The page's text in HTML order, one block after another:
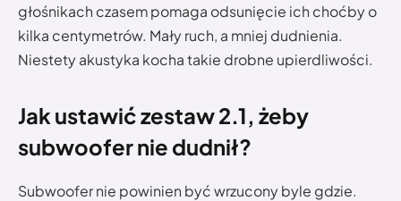
głośnikach czasem pomaga odsunięcie ich choćby o
kilka centymetrów. Mały ruch, a mniej dudnienia.
Niestety akustyka kocha takie drobne upierdliwości.
Jak ustawić zestaw 2.1, żeby
subwoofer nie dudnił?
Subwoofer nie powinien być wrzucony byle gdzie.